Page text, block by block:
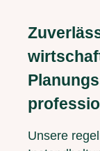
Unsere